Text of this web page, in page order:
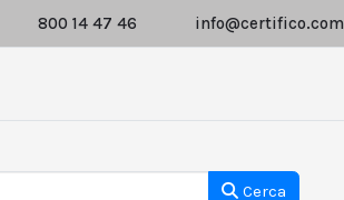
800 14 47 46 info@certifico.com
Cerca